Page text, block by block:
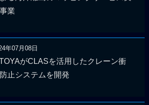
業
年07月08日
がCLASを活用したクレーン衝
止システムを開発